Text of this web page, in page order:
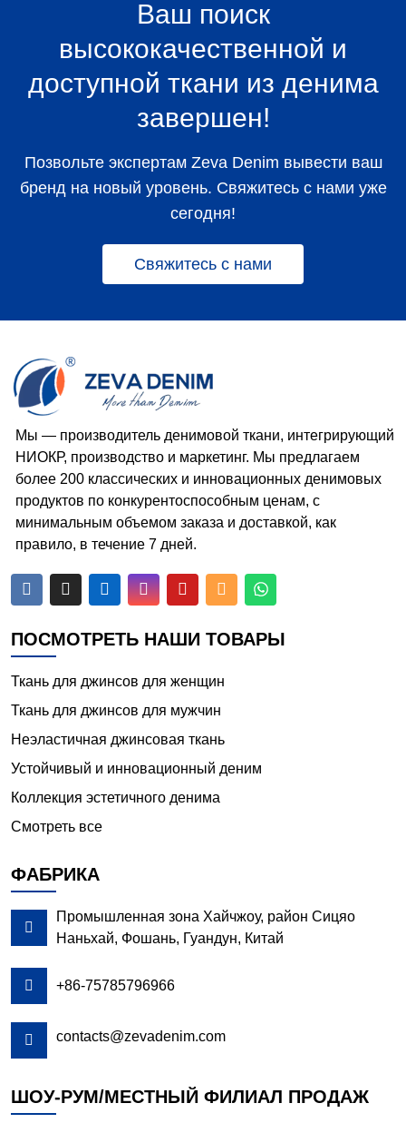
Ваш поиск
высококачественной и
доступной ткани из денима
завершен!
Позвольте экспертам Zeva Denim вывести ваш
бренд на новый уровень. Свяжитесь с нами уже
сегодня!
Свяжитесь с нами
Мы — производитель денимовой ткани, интегрирующий
НИОКР, производство и маркетинг. Мы предлагаем
более 200 классических и инновационных денимовых
продуктов по конкурентоспособным ценам, с
минимальным объемом заказа и доставкой, как
правило, в течение 7 дней.
     
ПОСМОТРЕТЬ НАШИ ТОВАРЫ
Ткань для джинсов для женщин
Ткань для джинсов для мужчин
Неэластичная джинсовая ткань
Устойчивый и инновационный деним
Коллекция эстетичного денима
Смотреть все
ФАБРИКА

Промышленная зона Хайчжоу, район Сицяо
Наньхай, Фошань, Гуандун, Китай
 +86-75785796966
 contacts@zevadenim.com
ШОУ-РУМ/МЕСТНЫЙ ФИЛИАЛ ПРОДАЖ